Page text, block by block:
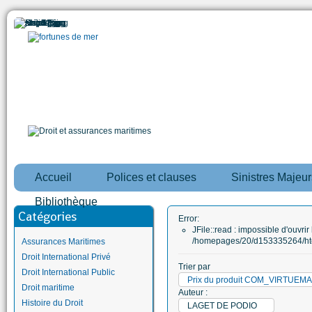
Accueil Polices et clauses Sinistres
Bibliothèque
Catégories
Assurances Maritimes
Droit International Privé
Droit International Public
Droit maritime
Histoire du Droit
Error:
JFile::read : impossible d'ouvrir
/homepages/20/d153335264/
Trier par
Prix du produit
Auteur :
LAGET DE PODIO